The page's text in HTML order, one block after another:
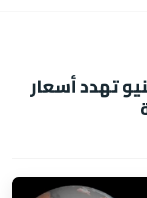
تهدد أسعار